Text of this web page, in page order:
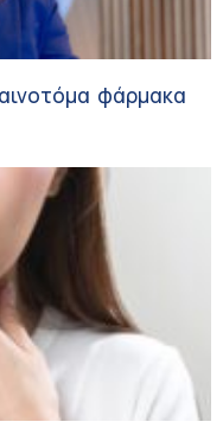
φάρμακα